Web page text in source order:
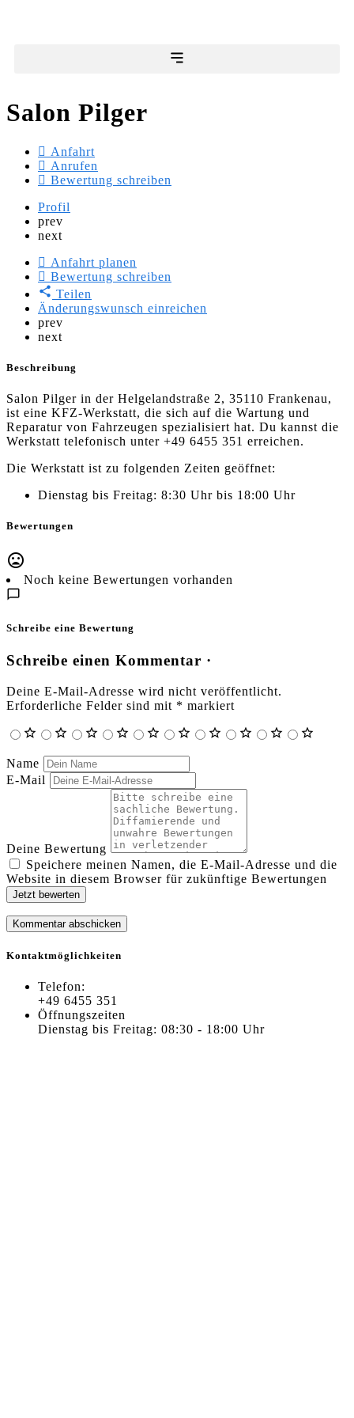
Salon Pilger
Anfahrt
Anrufen
Bewertung schreiben
Profil
prev
next
Anfahrt planen
Bewertung schreiben
Teilen
Änderungswunsch einreichen
prev
next
Beschreibung
Salon Pilger in der Helgelandstraße 2, 35110 Frankenau,
ist eine KFZ-Werkstatt, die sich auf die Wartung und
Reparatur von Fahrzeugen spezialisiert hat. Du kannst die
Werkstatt telefonisch unter +49 6455 351 erreichen.
Die Werkstatt ist zu folgenden Zeiten geöffnet:
Dienstag bis Freitag: 8:30 Uhr bis 18:00 Uhr
Bewertungen
Noch keine Bewertungen vorhanden
Schreibe eine Bewertung
Schreibe einen Kommentar ·
Deine E-Mail-Adresse wird nicht veröffentlicht.
Erforderliche Felder sind mit * markiert
Name
E-Mail
Deine Bewertung
Speichere meinen Namen, die E-Mail-Adresse und die
Website in diesem Browser für zukünftige Bewertungen
Jetzt bewerten
Kontaktmöglichkeiten
Telefon:
+49 6455 351
Öffnungszeiten
Dienstag bis Freitag: 08:30 - 18:00 Uhr